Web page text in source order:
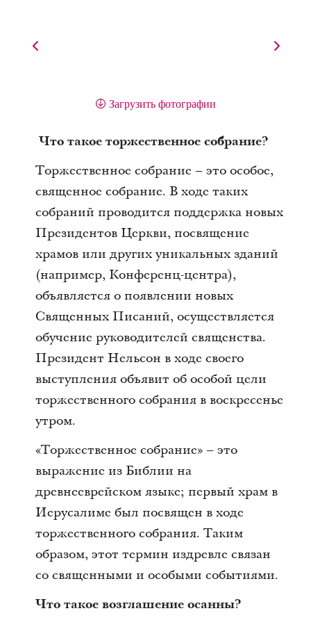
Загрузить фотографии
Что такое торжественное собрание?
Торжественное собрание – это особое,
священное собрание. В ходе таких
собраний проводится поддержка новых
Президентов Церкви, посвящение
храмов или других уникальных зданий
(например, Конференц-центра),
объявляется о появлении новых
Священных Писаний, осуществляется
обучение руководителей священства.
Президент Нельсон в ходе своего
выступления объявит об особой цели
торжественного собрания в воскресенье
утром.
«Торжественное собрание» – это
выражение из Библии на
древнееврейском языке; первый храм в
Иерусалиме был посвящен в ходе
торжественного собрания. Таким
образом, этот термин издревле связан
со священными и особыми событиями.
Что такое возглашение осанны?